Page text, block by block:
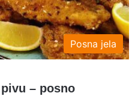
Posna jela
– posno